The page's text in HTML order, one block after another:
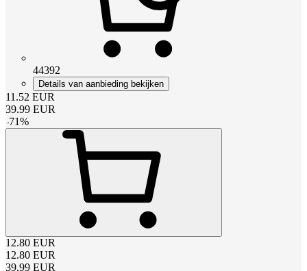
44392
Details van aanbieding bekijken
11.52 EUR
39.99 EUR
-71%
12.80 EUR
12.80 EUR
39.99 EUR